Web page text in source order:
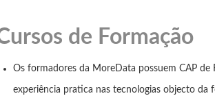
de Formação
Os formadores da MoreData possuem CAP de
experiência pratica nas tecnologias objecto da